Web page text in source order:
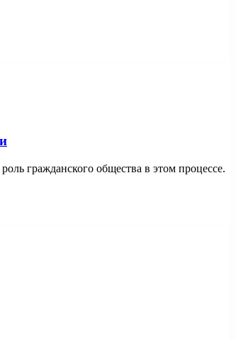
гражданского общества в этом процессе.